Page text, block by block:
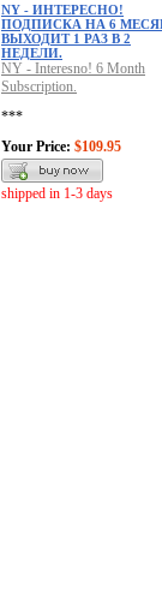
NY - ИНТЕРЕСНО!
ПОДПИСКА НА 6
ВЫХОДИТ 1 РАЗ В 2
НЕДЕЛИ.
NY - Interesno! 6 Month
Subscription.
***
Your Price: $109.95
shipped in 1-3 days